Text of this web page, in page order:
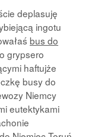
deplasuję
ingotu
bus do
grypsero
haftujże
busy do
Niemcy
eutektykami